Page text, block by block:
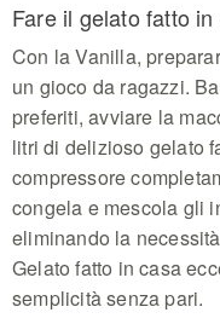
the perfect
preparation cycle
Fare il gelato fatto
Con la Vanilla,
un gioco da ragazzi.
preferiti, avviare la
litri di delizioso gelato
compressore
congela e mescola gli
eliminando la
Gelato fatto in casa
semplicità senza pari.